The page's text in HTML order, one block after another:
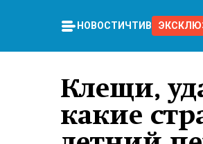
НОВОСТИ ЧТИВО
Клещи,
какие